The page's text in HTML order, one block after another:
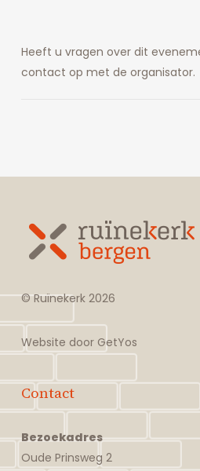
Heeft u vragen over dit
contact op met de organisator.
© Ruïnekerk 2026
Website doorGetYos
Contact
Bezoekadres
Oude Prinsweg 2